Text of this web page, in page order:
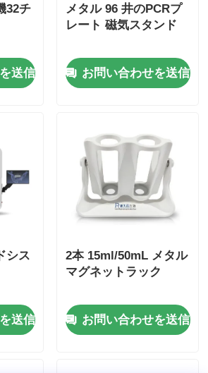
32チ
送信
メタル 96 井のPCRプ
レート 磁気スタンド
お問い合わせを送信
シス
送信
2本 15ml/50mL メタル
マグネットラック
お問い合わせを送信